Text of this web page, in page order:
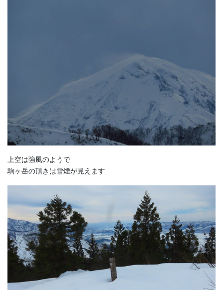
上空は強風のようで
駒ヶ岳の頂きは雪煙が見えます